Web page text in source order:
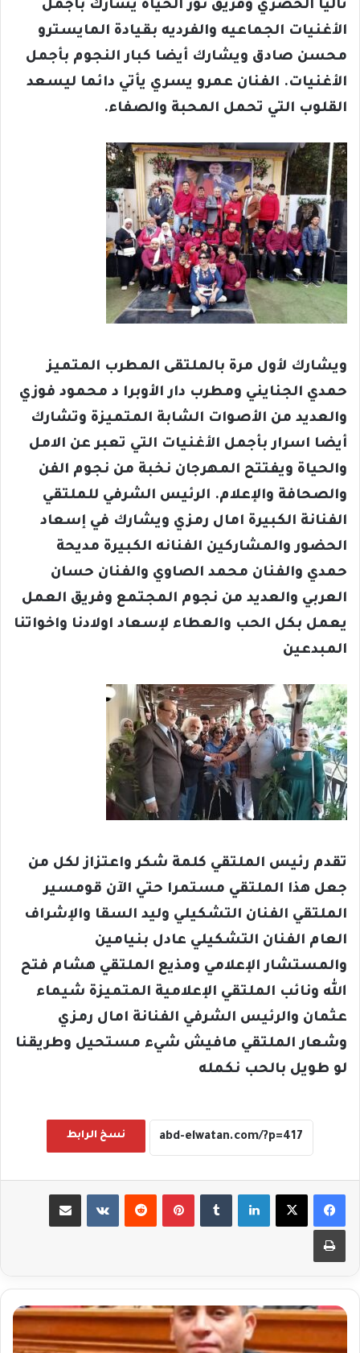
تاليا الخضري وفريق نور الحياة يشارك بأجمل
الأغنيات الجماعيه والفرديه بقيادة المايسترو
محسن صادق ويشارك أيضا كبار النجوم بأجمل
الأغنيات. الفنان عمرو يسري يأتي دائما ليسعد
القلوب التي تحمل المحبة والصفاء.
ويشارك لأول مرة بالملتقى المطرب المتميز
حمدي الجنايني ومطرب دار الأوبرا د محمود فوزي
والعديد من الأصوات الشابة المتميزة وتشارك
أيضا اسرار بأجمل الأغنيات التي تعبر عن الامل
والحياة ويفتتح المهرجان نخبة من نجوم الفن
والصحافة والإعلام. الرئيس الشرفي للملتقي
الفنانة الكبيرة امال رمزي ويشارك في إسعاد
الحضور والمشاركين الفنانه الكبيرة مديحة
حمدي والفنان محمد الصاوي والفنان حسان
العربي والعديد من نجوم المجتمع وفريق العمل
يعمل بكل الحب والعطاء لإسعاد اولادنا واخواتنا
المبدعين
تقدم رئيس الملتقي كلمة شكر واعتزاز لكل من
جعل هذا الملتقي مستمرا حتي الآن قومسير
الملتقي الفنان التشكيلي وليد السقا والإشراف
العام الفنان التشكيلي عادل بنيامين
والمستشار الإعلامي ومذيع الملتقي هشام فتح
الله ونائب الملتقي الإعلامية المتميزة شيماء
عثمان والرئيس الشرفي الفنانة امال رمزي
وشعار الملتقي مافيش شيء مستحيل وطريقنا
لو طويل بالحب نكمله
نسخ الرابط
لينكدإن بينتيريست مشاركة عبر البريد
طباعة
النائب
أحمد
الوليد